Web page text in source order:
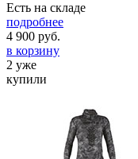
Есть на складе
подробнее
4 900 руб.
в корзину
2 уже
купили